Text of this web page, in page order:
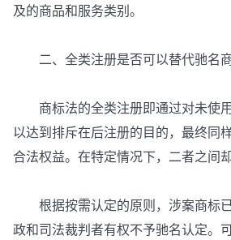
及的商品和服务类别。
二、全类注册是否可以替代驰名商
商标法的全类注册即通过对未使用
以达到排斥在后注册的目的，最终同
合法权益。在特定情况下，二者之间
根据按需认定的原则，涉案商标
政和司法裁判者有权不予驰名认定。